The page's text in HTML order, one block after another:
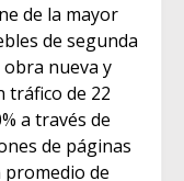
de la mayor
de segunda
nueva y
tráfico de 22
a través de
de páginas
promedio de